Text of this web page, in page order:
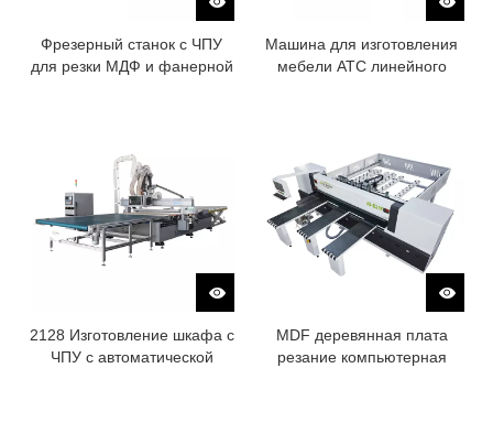
Фрезерный станок с ЧПУ
для резки МДФ и фанерной
Машина для изготовления
мебели ATC линейного
2128 Изготовление шкафа с
ЧПУ с автоматической
MDF деревянная плата
резание компьютерная